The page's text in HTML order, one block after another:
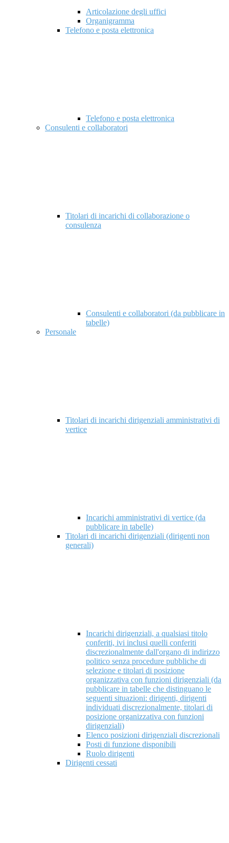
Articolazione degli uffici
Organigramma
Telefono e posta elettronica
Telefono e posta elettronica
Consulenti e collaboratori
Titolari di incarichi di collaborazione o
consulenza
Consulenti e collaboratori (da pubblicare in
tabelle)
Personale
Titolari di incarichi dirigenziali amministrativi di
vertice
Incarichi amministrativi di vertice (da
pubblicare in tabelle)
Titolari di incarichi dirigenziali (dirigenti non
generali)
Incarichi dirigenziali, a qualsiasi titolo
conferiti, ivi inclusi quelli conferiti
discrezionalmente dall'organo di indirizzo
politico senza procedure pubbliche di
selezione e titolari di posizione
organizzativa con funzioni dirigenziali (da
pubblicare in tabelle che distinguano le
seguenti situazioni: dirigenti, dirigenti
individuati discrezionalmente, titolari di
posizione organizzativa con funzioni
dirigenziali)
Elenco posizioni dirigenziali discrezionali
Posti di funzione disponibili
Ruolo dirigenti
Dirigenti cessati